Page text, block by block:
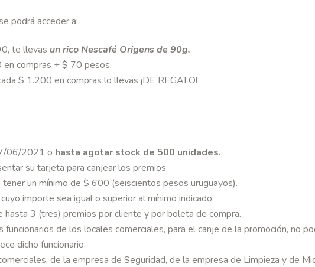
podrá acceder a:
te llevas un rico Nescafé Origens de 90g.
en compras + $ 70 pesos.
$ 1.200 en compras lo llevas ¡DE REGALO!
06/2021 o hasta agotar stock de 500 unidades.
su tarjeta para canjear los premios.
un mínimo de $ 600 (seiscientos pesos uruguayos).
importe sea igual o superior al mínimo indicado.
hasta 3 (tres) premios por cliente y por boleta de compra.
de los locales comerciales, para el canje de la promoción, no
dicho funcionario.
de la empresa de Seguridad, de la empresa de Limpieza y de